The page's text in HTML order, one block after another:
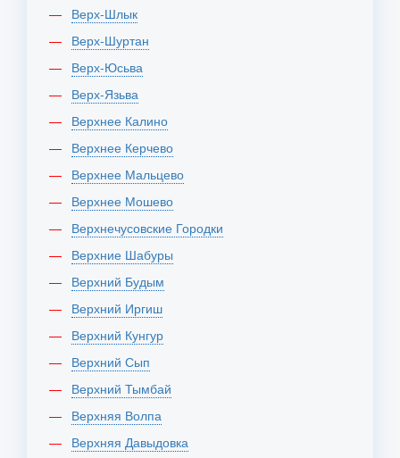
Верх-Шлык
Верх-Шуртан
Верх-Юсьва
Верх-Язьва
Верхнее Калино
Верхнее Керчево
Верхнее Мальцево
Верхнее Мошево
Верхнечусовские Городки
Верхние Шабуры
Верхний Будым
Верхний Иргиш
Верхний Кунгур
Верхний Сып
Верхний Тымбай
Верхняя Волпа
Верхняя Давыдовка